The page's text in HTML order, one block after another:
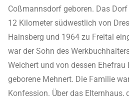
Coßmannsdorf geboren. Das
12 Kilometer südwestlich von
Hainsberg und 1964 zu Freital
war der Sohn des
Weichert und von dessen Ehefrau
geborene Mehnert. Die Familie
Konfession. Über das Elternhaus,